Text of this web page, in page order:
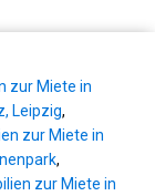
zur Miete in
Leipzig,
zur Miete in
,
zur Miete in